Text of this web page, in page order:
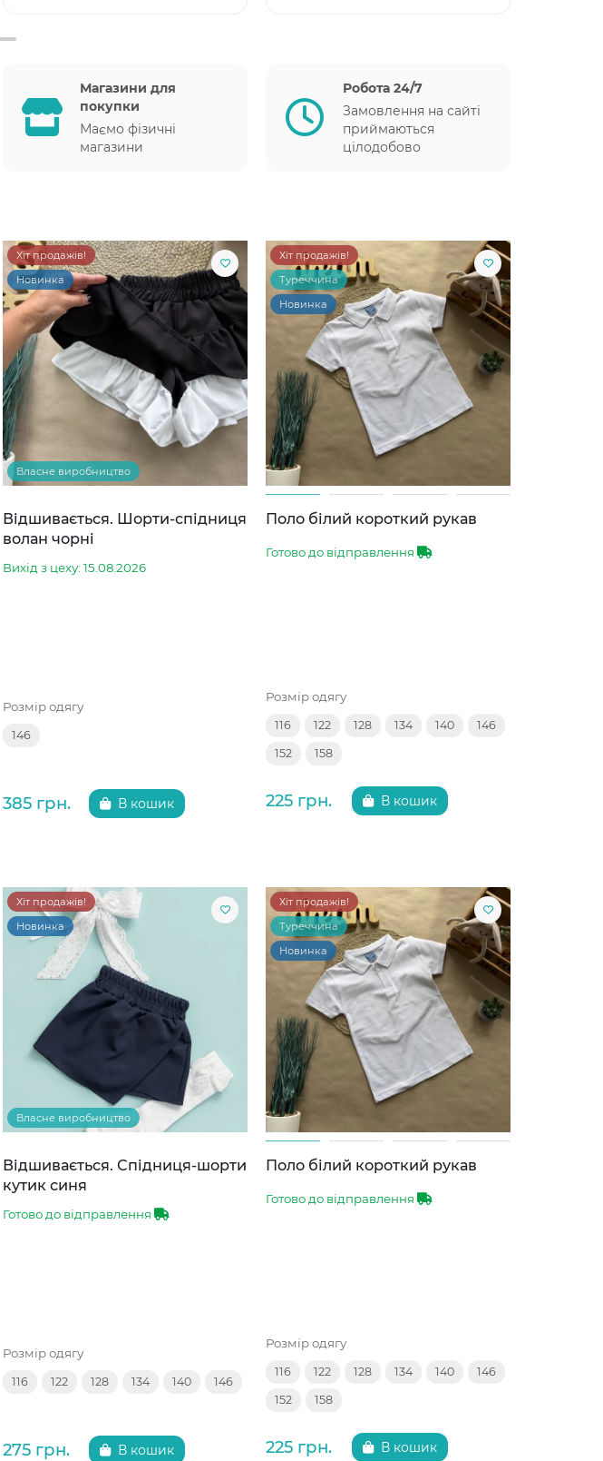
Магазини для
покупки
Маємо фізичні
магазини
Робота 24/7
Замовлення на сайті
приймаються
цілодобово
Хіт продажів!
Новинка
Власне виробництво
Відшивається. Шорти-спідниця
волан чорні
Вихід з цеху: 15.08.2026
Розмір одягу
146
385 грн. В кошик
Хіт продажів!
Туреччина
Новинка
Поло білий короткий рукав
Готово до відправлення
Розмір одягу
116 122 128 134 140 146
152 158
225 грн. В кошик
Хіт продажів!
Новинка
Власне виробництво
Відшивається. Спідниця-шорти
кутик синя
Готово до відправлення
Розмір одягу
116 122 128 134 140 146
275 грн. В кошик
Хіт продажів!
Туреччина
Новинка
Поло білий короткий рукав
Готово до відправлення
Розмір одягу
116 122 128 134 140 146
152 158
225 грн. В кошик